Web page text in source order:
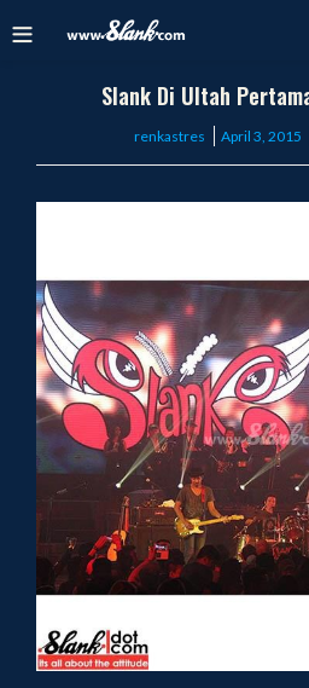
Slank Di Ultah
renkastres
Posted
April 3, 2015